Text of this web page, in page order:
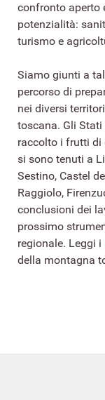
confronto aperto
potenzialità:
turismo e
Siamo giunti a
percorso di
nei diversi
toscana. Gli
raccolto i frutti di
si sono tenuti a
Sestino, Castel
Raggiolo,
conclusioni dei
prossimo
regionale. Leggi i
della montagna